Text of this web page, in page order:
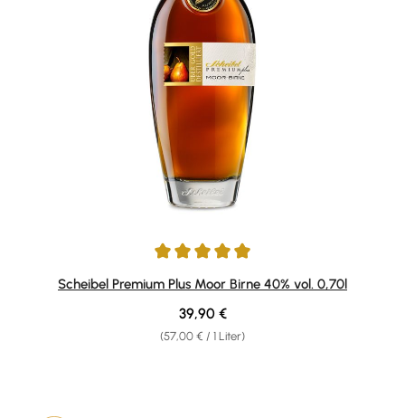
Durchschnittliche Bewertung von 4.93 von 5 Sternen
Scheibel Premium Plus Moor Birne 40% vol. 0,70l
(57,00 € / 1 Liter)
Regulärer Preis:
39,90 €